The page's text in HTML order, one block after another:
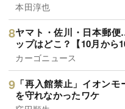
本田淳也
ヤマト・佐川・日本郵
ップはどこ？【10月から
カーゴニュース
「再入館禁止」イオン
を守れなかったワケ